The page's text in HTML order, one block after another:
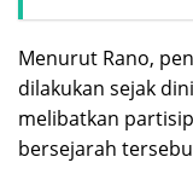
Menurut Rano,
dilakukan sejak
melibatkan
bersejarah